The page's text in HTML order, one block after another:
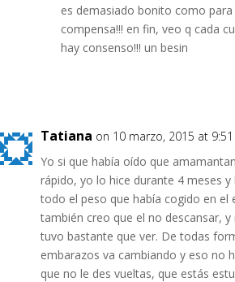
es demasiado bonito como
compensa!!! en fin, veo q cada
hay consenso!!! un besin
Tatiana on 10 marzo, 2015 at
Yo si que había oído que
rápido, yo lo hice durante 4 meses y
todo el peso que había cogido en el
también creo que el no descansar,
tuvo bastante que ver. De todas
embarazos va cambiando y eso no
que no le des vueltas, que estás